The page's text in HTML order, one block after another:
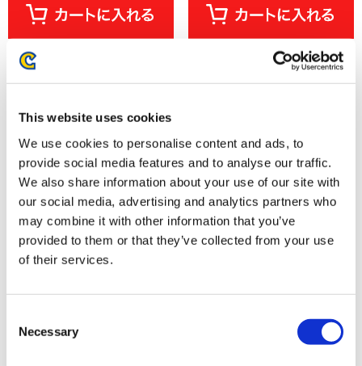
This website uses cookies
We use cookies to personalise content and ads, to
provide social media features and to analyse our traffic.
We also share information about your use of our site with
our social media, advertising and analytics partners who
may combine it with other information that you’ve
provided to them or that they’ve collected from your use
of their services.
Selection
Necessary
VOXENATION ぬいぐるみ ロッ
クマンエグゼ ロックマン
VOXENATION ぬいぐるみ ロッ